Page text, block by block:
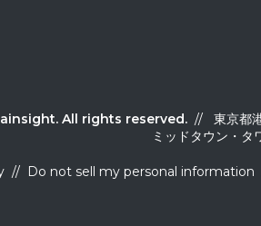
. All rights reserved. // 東京都
ミッドタウン・
// Do not sell my personal information